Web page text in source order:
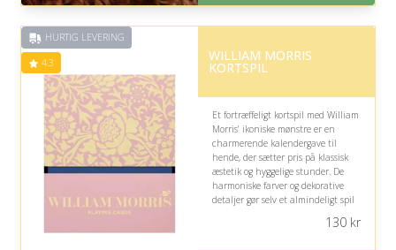
samme
på 4.7 ud af 5
HURTIG LEVERING
4.3 WILLIAM MORRIS
KORTSPIL
Et fortræffeligt kortspil med William
Morris’ ikoniske mønstre er en
charmerende kalendergave til
hende, der sætter pris på klassisk
æstetik og hyggelige stunder. De
harmoniske farver og dekorative
detaljer gør selv et almindeligt spil
130kr